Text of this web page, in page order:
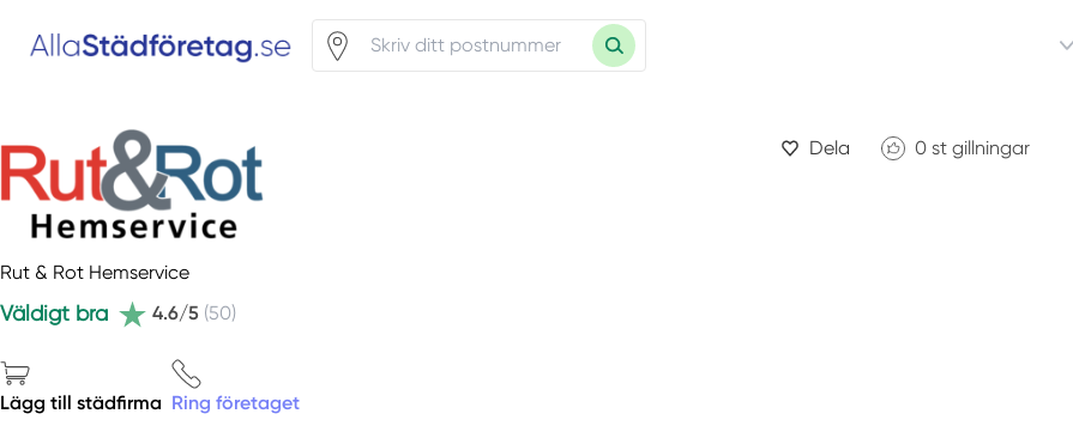
Dela 0 st gillningar
Rut & Rot Hemservice
Väldigt bra 4.6/5 (50)
Lägg till städfirma Ring företaget